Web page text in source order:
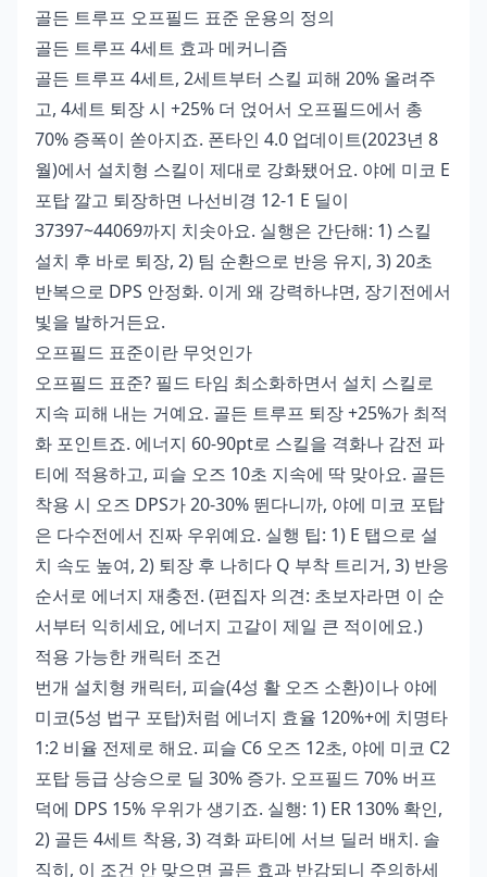
골든 트루프 오프필드 표준 운용의 정의
골든 트루프 4세트 효과 메커니즘
골든 트루프 4세트, 2세트부터 스킬 피해 20% 올려주
고, 4세트 퇴장 시 +25% 더 얹어서 오프필드에서 총
70% 증폭이 쏟아지죠. 폰타인 4.0 업데이트(2023년 8
월)에서 설치형 스킬이 제대로 강화됐어요. 야에 미코 E
포탑 깔고 퇴장하면 나선비경 12-1 E 딜이
37397~44069까지 치솟아요. 실행은 간단해: 1) 스킬
설치 후 바로 퇴장, 2) 팀 순환으로 반응 유지, 3) 20초
반복으로 DPS 안정화. 이게 왜 강력하냐면, 장기전에서
빛을 발하거든요.
오프필드 표준이란 무엇인가
오프필드 표준? 필드 타임 최소화하면서 설치 스킬로
지속 피해 내는 거예요. 골든 트루프 퇴장 +25%가 최적
화 포인트죠. 에너지 60-90pt로 스킬을 격화나 감전 파
티에 적용하고, 피슬 오즈 10초 지속에 딱 맞아요. 골든
착용 시 오즈 DPS가 20-30% 뛴다니까, 야에 미코 포탑
은 다수전에서 진짜 우위예요. 실행 팁: 1) E 탭으로 설
치 속도 높여, 2) 퇴장 후 나히다 Q 부착 트리거, 3) 반응
순서로 에너지 재충전. (편집자 의견: 초보자라면 이 순
서부터 익히세요, 에너지 고갈이 제일 큰 적이에요.)
적용 가능한 캐릭터 조건
번개 설치형 캐릭터, 피슬(4성 활 오즈 소환)이나 야에
미코(5성 법구 포탑)처럼 에너지 효율 120%+에 치명타
1:2 비율 전제로 해요. 피슬 C6 오즈 12초, 야에 미코 C2
포탑 등급 상승으로 딜 30% 증가. 오프필드 70% 버프
덕에 DPS 15% 우위가 생기죠. 실행: 1) ER 130% 확인,
2) 골든 4세트 착용, 3) 격화 파티에 서브 딜러 배치. 솔
직히, 이 조건 안 맞으면 골든 효과 반감되니 주의하세